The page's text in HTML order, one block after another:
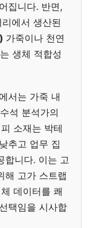
집니다. 반면,
에서 생산된
가죽이나 천연
생체 적합성
서는 가죽 내
석 분석가의
소재는 박테
추고 업무 집
합니다. 이는 고
해 고가 스트랩
데이터를 쾌
택임을 시사합